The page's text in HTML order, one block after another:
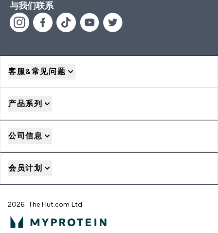
与我们联系
客服&常见问题
产品系列
公司信息
会员计划
2026 The Hut.com Ltd